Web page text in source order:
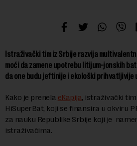
Istraživački tim iz Srbije razvija
moći da zamene upotrebu litijum-jonskih
da one budu jeftinije i ekološki prihvatljivije
Kako je prenela eKapija, istraživački
HiSuperBat, koji se finansira u okviru
za nauku Republike Srbije koji je
istraživačima.